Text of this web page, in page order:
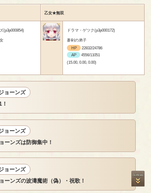
乙女★無双
(p3p000854)
ドラマ・ゲツク(p3p000172)
蒼剣の弟子
HP
22832/24786
AP
4556/11051
(15.00, 0.00, 0.00)
ョーンズ
ョーンズ
ーンズは防御集中！
ョーンズ
ーンズの波濤魔術（偽）・祝歌！